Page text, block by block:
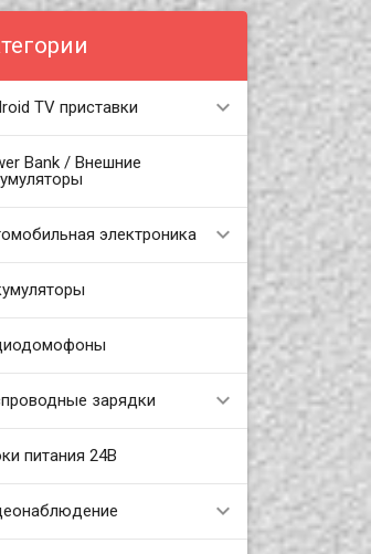
TV приставки
Bank / Внешние
электроника
зарядки
питания 24В